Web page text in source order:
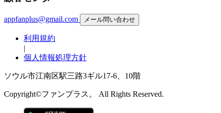
appfanplus@gmail.com メール問い合わせ
利用規約
|
個人情報処理方針
ソウル市江南区駅三路3ギル17-6、10階
Copyright©ファンプラス。 All Rights Reserved.